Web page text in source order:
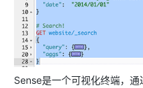
Sense是一个可视化终端，